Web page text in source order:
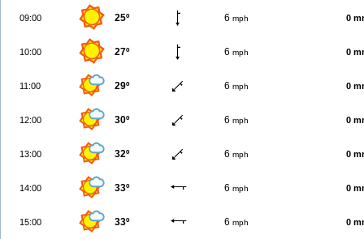
09:00 25º 6 mph 0
10:00 27º 6 mph 0
11:00 29º 6 mph 0
12:00 30º 6 mph 0
13:00 32º 6 mph 0
14:00 33º 6 mph 0
15:00 33º 6 mph 0